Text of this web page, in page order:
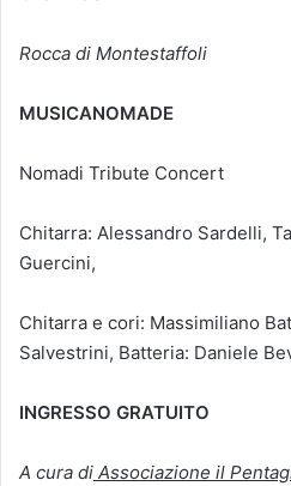
Rocca di Montestaffoli
MUSICANOMADE
Nomadi Tribute Concert
Chitarra: Alessandro Sardelli,
Guercini,
Chitarra e cori: Massimiliano
Salvestrini, Batteria: Daniele
INGRESSO GRATUITO
A cura di Associazione il